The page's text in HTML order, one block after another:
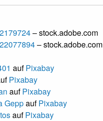
– stock.adobe.com
– stock.adobe.com
aufPixabay
Pixabay
aufPixabay
GeppaufPixabay
aufPixabay